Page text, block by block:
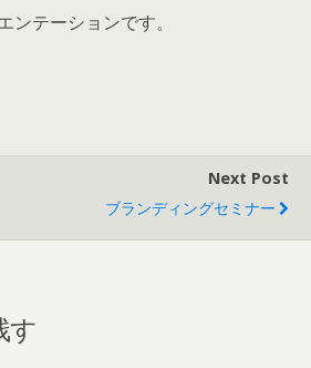
ンテーションです。
Next Post
ブランディングセミナー
す